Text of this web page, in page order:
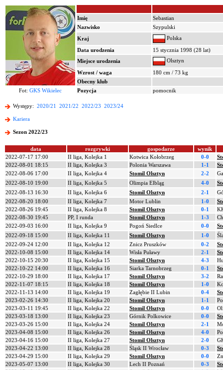
Imię
Sebastian
Nazwisko
Szypulski
Kraj
Polska
Data urodzenia
15 stycznia 1998 (28 lat)
Miejsce urodzenia
Olsztyn
Wzrost / waga
180 cm / 73 kg
Obecny klub
Fot: GKS Wikielec Pozycja pomocnik
Występy: 2020/21 2021/22 2022/23 2023/24
Kariera
Sezon 2022/23
data rozgrywki gospodarze
wynik
2022-07-17 17:00
II liga, Kolejka 1 Kotwica Kołobrzeg 0-0
2022-08-01 18:15
II liga, Kolejka 3 Polonia Warszawa 1-1
2022-08-06 17:00
II liga, Kolejka 4 Stomil Olsztyn 2-2
2022-08-10 19:00
II liga, Kolejka 5 Olimpia Elbląg 4-0
2022-08-13 16:30
II liga, Kolejka 6 Stomil Olsztyn 2-1
2022-08-20 18:00
II liga, Kolejka 7 Motor Lublin 1-0
2022-08-26 19:45
II liga, Kolejka 8 Stomil Olsztyn 0-1
2022-08-30 19:45
PP, I runda Stomil Olsztyn 1-3
2022-09-03 16:00
II liga, Kolejka 9 Pogoń Siedlce 0-0
2022-09-18 15:00
II liga, Kolejka 11 Stomil Olsztyn 1-0
2022-09-24 12:00
II liga, Kolejka 12 Znicz Pruszków 0-2
2022-10-08 15:00
II liga, Kolejka 14 Wisła Puławy 2-1
2022-10-15 20:30
II liga, Kolejka 15 Stomil Olsztyn 4-3
2022-10-22 14:00
II liga, Kolejka 16 Siarka Tarnobrzeg 0-1
2022-10-29 18:00
II liga, Kolejka 17 Stomil Olsztyn 3-2
2022-11-07 18:15
II liga, Kolejka 18 Stomil Olsztyn 1-0
2022-11-13 14:00
II liga, Kolejka 19 Zagłębie II Lubin 0-4
2023-02-26 14:30
II liga, Kolejka 20 Stomil Olsztyn 1-1
2023-03-11 19:45
II liga, Kolejka 22 Stomil Olsztyn 0-0
2023-03-18 13:00
II liga, Kolejka 23 Górnik Polkowice 0-0
2023-03-26 15:00
II liga, Kolejka 24 Stomil Olsztyn 2-1
2023-04-08 15:00
II liga, Kolejka 26 Stomil Olsztyn 4-0
2023-04-16 15:00
II liga, Kolejka 27 Stomil Olsztyn 2-0
2023-04-22 13:00
II liga, Kolejka 28 Śląsk II Wrocław 0-3
2023-04-29 15:00
II liga, Kolejka 29 Stomil Olsztyn 0-0
2023-05-07 13:00
II liga, Kolejka 30 Lech II Poznań 0-3